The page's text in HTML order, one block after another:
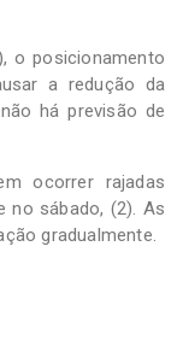
o posicionamento
a redução da
há previsão de
ocorrer rajadas
no sábado, (2). As
gradualmente.